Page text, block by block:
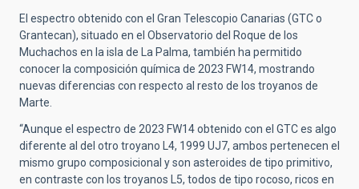
El espectro obtenido con el Gran Telescopio Canarias (GTC o
Grantecan), situado en el Observatorio del Roque de los
Muchachos en la isla de La Palma, también ha permitido
conocer la composición química de 2023 FW14, mostrando
nuevas diferencias con respecto al resto de los troyanos de
Marte.
“Aunque el espectro de 2023 FW14 obtenido con el GTC es algo
diferente al del otro troyano L4, 1999 UJ7, ambos pertenecen el
mismo grupo composicional y son asteroides de tipo primitivo,
en contraste con los troyanos L5, todos de tipo rocoso, ricos en